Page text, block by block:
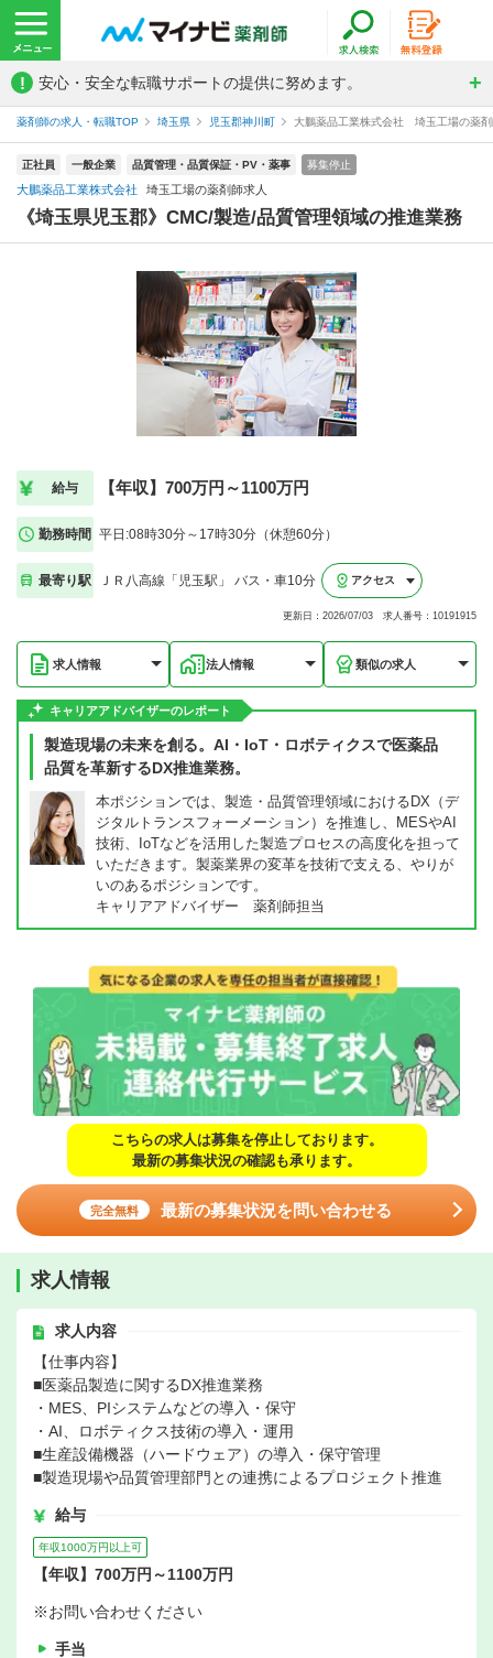
! 安心・安全な転職サポートの提供に努めます。
薬剤師の求人・転職TOP 埼玉県 児玉郡神川町 大鵬薬品工業株式会社 埼玉工場の薬
正社員 一般企業 品質管理・品質保証・PV・薬事 募集停止
大鵬薬品工業株式会社 埼玉工場の薬剤師求人
《埼玉県児玉郡》CMC/製造/品質管理領域の推進業務
給与 【年収】700万円～1100万円
勤務時間 平日:08時30分～17時30分（休憩60分）
最寄り駅 ＪＲ八高線「児玉駅」 バス・車10分 アクセス
更新日：2026/07/03 求人番号：10191915
求人情報 法人情報 類似の求人
キャリアアドバイザーのレポート
製造現場の未来を創る。AI・IoT・ロボティクスで医薬品
品質を革新するDX推進業務。
本ポジションでは、製造・品質管理領域におけるDX（デ
ジタルトランスフォーメーション）を推進し、MESやAI
技術、IoTなどを活用した製造プロセスの高度化を担って
いただきます。製薬業界の変革を技術で支える、やりが
いのあるポジションです。
キャリアアドバイザー 薬剤師担当
こちらの求人は募集を停止しております。
最新の募集状況の確認も承ります。
完全無料 最新の募集状況を問い合わせる
求人情報
求人内容
【仕事内容】
■医薬品製造に関するDX推進業務
・MES、PIシステムなどの導入・保守
・AI、ロボティクス技術の導入・運用
■生産設備機器（ハードウェア）の導入・保守管理
■製造現場や品質管理部門との連携によるプロジェクト推進
給与
年収1000万円以上可
【年収】700万円～1100万円
※お問い合わせください
手当